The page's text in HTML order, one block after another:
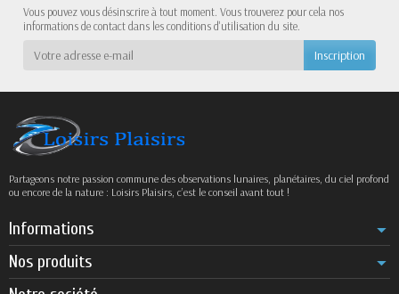
Vous pouvez vous désinscrire à tout moment. Vous trouverez pour cela nos
informations de contact dans les conditions d'utilisation du site.
Partageons notre passion commune des observations lunaires, planétaires, du ciel profond
ou encore de la nature : Loisirs Plaisirs, c’est le conseil avant tout !
Informations
Nos produits